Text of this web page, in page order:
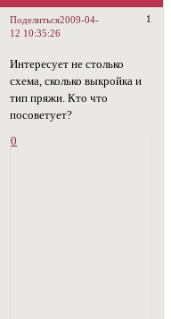
Поделиться 1
2009-04-
12 10:35:26
Интересует не столько
схема, сколько выкройка и
тип пряжи. Кто что
посоветует?
0